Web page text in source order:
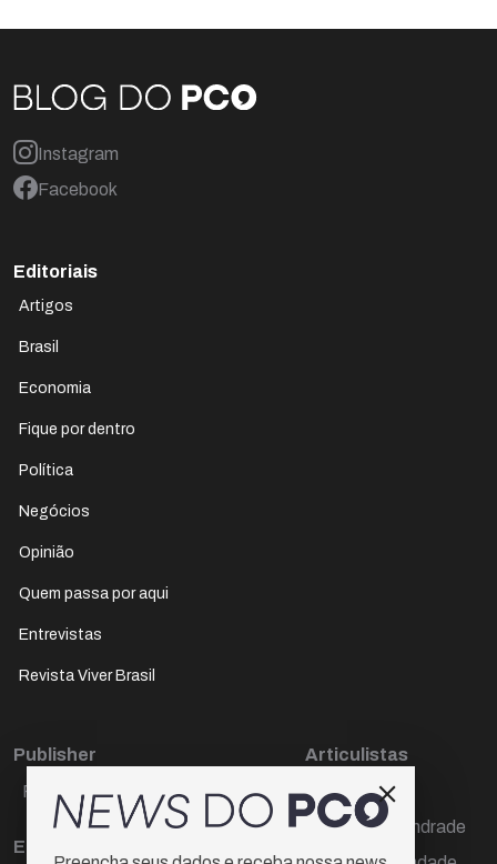
Instagram
Facebook
Editoriais
Artigos
Brasil
Economia
Fique por dentro
Política
Negócios
Opinião
Quem passa por aqui
Entrevistas
Revista Viver Brasil
Publisher
Paulo Cesar de Oliveira
Editora Chefe
Articulistas
Décio Freire
Dr Marcos Andrade